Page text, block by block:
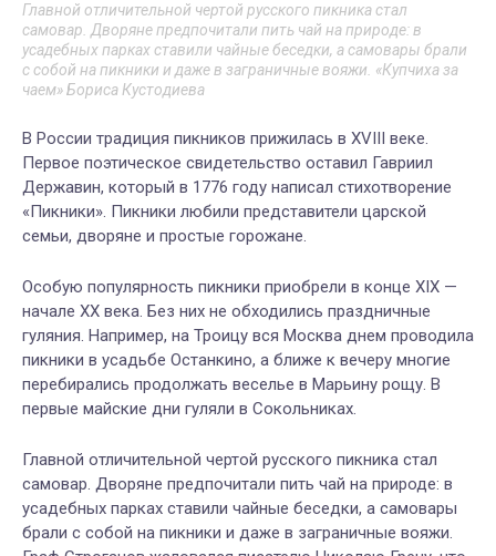
Главной отличительной чертой русского пикника стал
самовар. Дворяне предпочитали пить чай на природе: в
усадебных парках ставили чайные беседки, а самовары брали
с собой на пикники и даже в заграничные вояжи. «Купчиха за
чаем» Бориса Кустодиева
В России традиция пикников прижилась в XVIII веке.
Первое поэтическое свидетельство оставил Гавриил
Державин, который в 1776 году написал стихотворение
«Пикники». Пикники любили представители царской
семьи, дворяне и простые горожане.
Особую популярность пикники приобрели в конце XIX —
начале XX века. Без них не обходились праздничные
гуляния. Например, на Троицу вся Москва днем проводила
пикники в усадьбе Останкино, а ближе к вечеру многие
перебирались продолжать веселье в Марьину рощу. В
первые майские дни гуляли в Сокольниках.
Главной отличительной чертой русского пикника стал
самовар. Дворяне предпочитали пить чай на природе: в
усадебных парках ставили чайные беседки, а самовары
брали с собой на пикники и даже в заграничные вояжи.